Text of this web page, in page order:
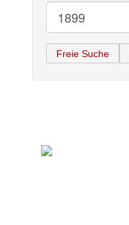
Freie Suche